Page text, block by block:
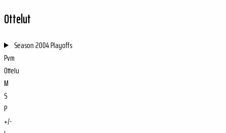
Ottelut
Season2004 Playoffs
Pvm
Ottelu
M
S
P
+/-